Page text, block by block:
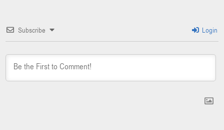
Subscribe Login